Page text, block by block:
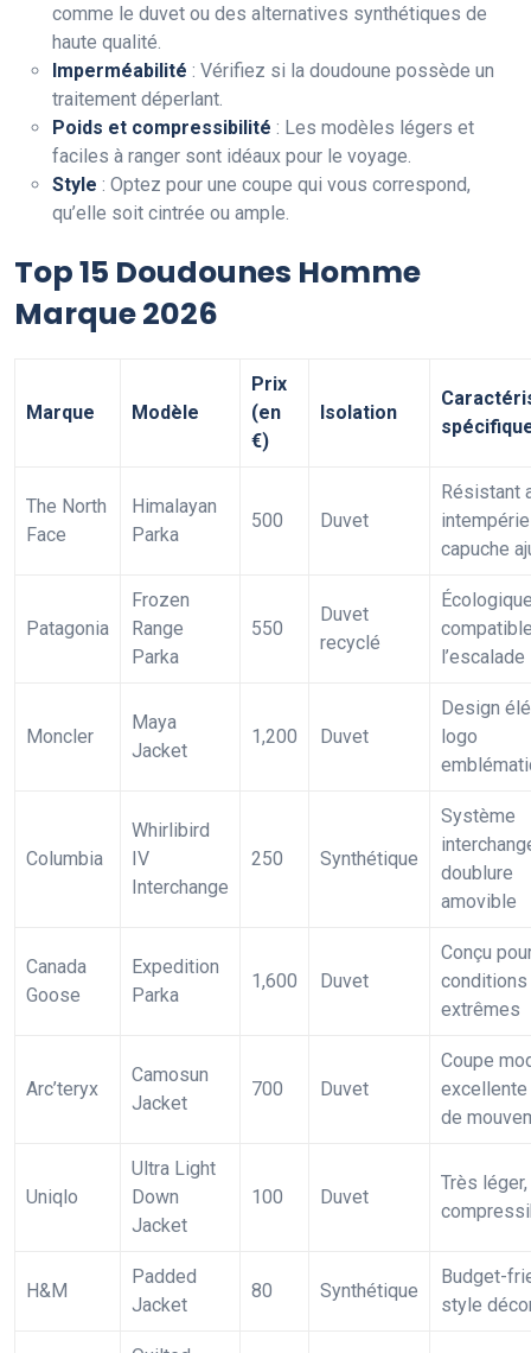
comme le duvet ou des alternatives synthétiques de
haute qualité.
Imperméabilité : Vérifiez si la doudoune possède un
traitement déperlant.
Poids et compressibilité : Les modèles légers et
faciles à ranger sont idéaux pour le voyage.
Style : Optez pour une coupe qui vous correspond,
qu’elle soit cintrée ou ample.
Top 15 Doudounes Homme
Marque 2026
Marque Modèle
Prix
(en
€)
Isolation
The North
Face
Himalayan
Parka
500 Duvet
Résistant
capuche
Patagonia
Frozen
Range
Parka
550
Duvet
recyclé
l’escalade
Moncler
Maya
Jacket
1,200 Duvet
Design
logo
Columbia
Whirlibird
IV
Interchange
250 Synthétique
Système
doublure
amovible
Canada
Goose
Expedition
Parka
1,600 Duvet
Conçu
conditions
extrêmes
Arc’teryx
Camosun
Jacket
700 Duvet
Coupe
de
Uniqlo
Ultra Light
Down
Jacket
100 Duvet
Très
H&M
Padded
Jacket
80 Synthétique
Budget-
style